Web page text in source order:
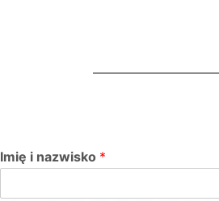
Imię i nazwisko *